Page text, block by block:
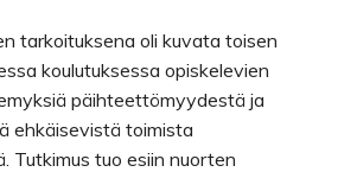
tarkoituksena oli kuvata toisen
koulutuksessa opiskelevien
päihteettömyydestä ja
ehkäisevistä toimista
Tutkimus tuo esiin nuorten